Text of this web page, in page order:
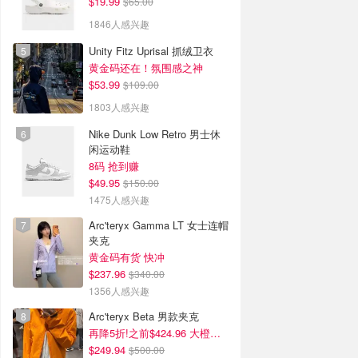
1846人感兴趣
Unity Fitz Uprisal 抓绒卫衣
黄金码还在！氛围感之神
$53.99 $109.00
1803人感兴趣
Nike Dunk Low Retro 男士休
闲运动鞋
8码 抢到赚
$49.95 $150.00
1475人感兴趣
Arc'teryx Gamma LT 女士连帽
夹克
黄金码有货 快冲
$237.96 $340.00
1356人感兴趣
Arc'teryx Beta 男款夹克
再降5折!之前$424.96 大橙子好显白 蹲补
$249.94 $500.00